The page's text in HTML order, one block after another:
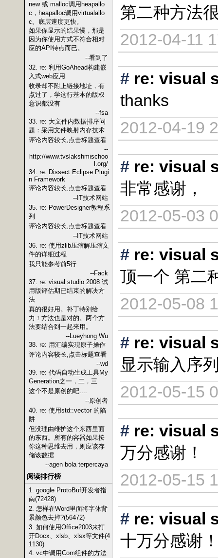
new 或 malloc调用heapallo
c，heapalloc调用virtualallo
c。底层速度更快。
如果你显示的结果慢，那是
因为你使用方式不符合相对
应的API特点而已。
--看到了
32. re: 利用GoAhead构建嵌
入式web应用
收录却不附上链接地址，有
点过了，学这行基本的版权
意识都没有
--fsa
33. re: 大文件内数据排序问
题：采用文件映射内存技术
评论内容较长,点击标题查看
--
http://www.tvslakshmischoo
l.org/
34. re: Dissect Eclipse Plugi
n Framework
评论内容较长,点击标题查看
--IT技术网站
35. re: PowerDesigner教程系
列
评论内容较长,点击标题查看
--IT技术网站
36. re: 使用zlib压缩解压缩文
件的详细过程
我只能参考前5行
--Fack
37. re: visual studio 2008 试
用版评估期已结束的解决方
法
真的很好用。补丁特别给
力！方法也是对的。两个方
法要结合到一起来用。
--Lueyhong Wu
38. re: 用汇编实现原子操作
评论内容较长,点击标题查看
--wd
39. re: 代码自动生成工具My
Generation之一，二，三
这个不是原创的吧....
--原创者
40. re: 使用std::vector 的陷
阱
但没理由维护这个东西里面
的东西。所有的容器如果按
你这种思维去用，则应该存
储该数据
--agen bola terpercaya
阅读排行榜
1. google ProtoBuf开发者指
南(72428)
2. 怎样在Word里面将字体背
景颜色去掉?(56472)
3. 如何使用Office2003来打
开Docx、xlsb、xlsx等文件(4
1130)
4. vc中调用Com组件的方法
第二种方法
2012-04-11
# re: visual
thanks
2012-04-19
# re: visual
非常感谢，
2012-05-03
# re: visual
顶一个 第二
2012-05-08
# re: visual
显示输入序
2012-05-15
# re: visual
万分感谢！
2012-05-15
# re: visual
十万分感谢